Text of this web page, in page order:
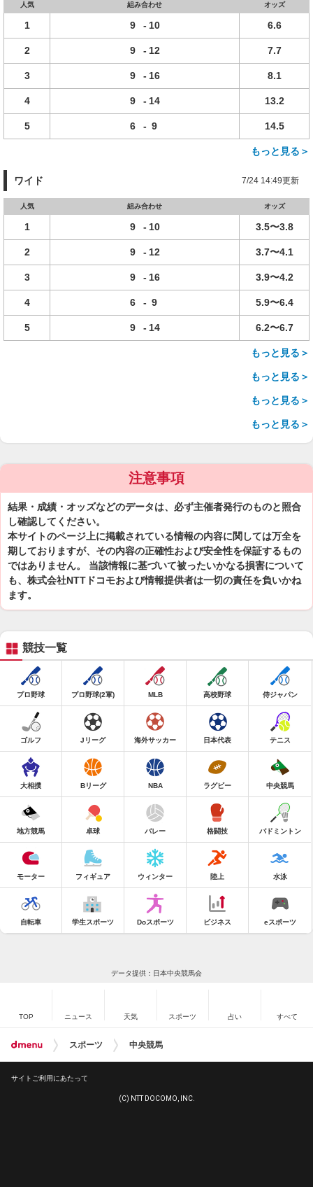
人気 組み合わせ オッズ
1 9 - 10 6.6
2 9 - 12 7.7
3 9 - 16 8.1
4 9 - 14 13.2
5 6 - 9 14.5
もっと見る＞
ワイド 7/24 14:49更新
人気 組み合わせ オッズ
1 9 - 10 3.5〜3.8
2 9 - 12 3.7〜4.1
3 9 - 16 3.9〜4.2
4 6 - 9 5.9〜6.4
5 9 - 14 6.2〜6.7
もっと見る＞
もっと見る＞
もっと見る＞
もっと見る＞
注意事項
結果・成績・オッズなどのデータは、必ず主催者発行のものと照合
し確認してください。
本サイトのページ上に掲載されている情報の内容に関しては万全を
期しておりますが、その内容の正確性および安全性を保証するもの
ではありません。 当該情報に基づいて被ったいかなる損害について
も、株式会社NTTドコモおよび情報提供者は一切の責任を負いかね
ます。
競技一覧
プロ野球 プロ野球(2軍) MLB 高校野球 侍ジャパン
ゴルフ Jリーグ 海外サッカー 日本代表 テニス
大相撲 Bリーグ NBA ラグビー 中央競馬
地方競馬 卓球 バレー 格闘技 バドミントン
モーター フィギュア ウィンター 陸上 水泳
自転車 学生スポーツ Doスポーツ ビジネス eスポーツ
データ提供：日本中央競馬会
TOP ニュース 天気 スポーツ 占い すべて
スポーツ 中央競馬
サイトご利用にあたって
(C) NTT DOCOMO, INC.